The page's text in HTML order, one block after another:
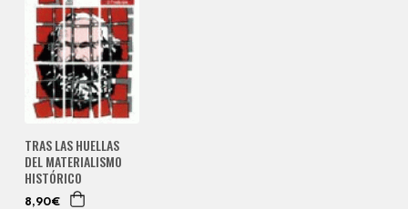
TRAS LAS HUELLAS
DEL MATERIALISMO
HISTÓRICO
8,90€